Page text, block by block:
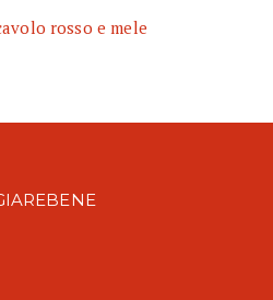
rosso e mele